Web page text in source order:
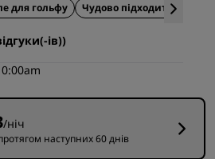
для гольфу Чудово підходить для
ів))
/ніч
наступних 60 днів